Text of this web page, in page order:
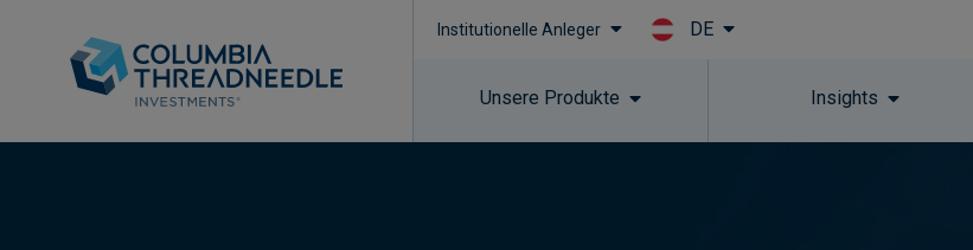
Skip to main content
Institutionelle Anleger DE
Unsere Produkte Insights